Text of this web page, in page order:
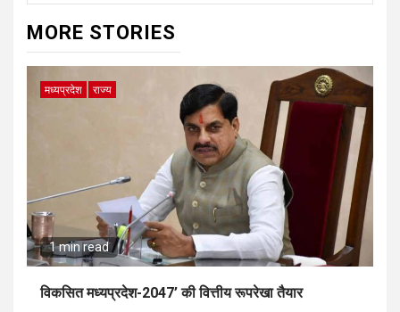
MORE STORIES
मध्यप्रदेश राज्य
1 min read
विकसित मध्यप्रदेश-2047’ की वित्तीय रूपरेखा तैयार